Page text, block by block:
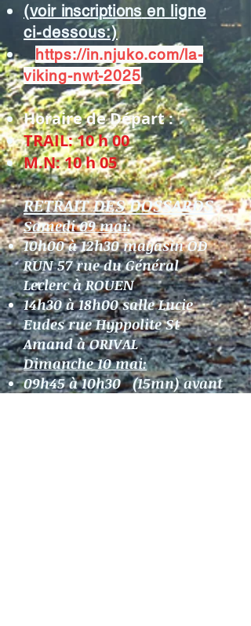
(voir inscriptions en ligne
ci-dessous:)
https://in.njuko.com/la-
viking-nwt-2025
Horaire de Départ :
TRAIL: 10 h 00
M.N: 10 h 05
RETRAIT DES DOSSARDS:
Samedi 09 mai:
10h00 à 12h30 magasin OD
RUN 57 rue du Général
Leclerc à ROUEN
14h30 à 18h00 salle Lucie
Eudes rue Hyppolite St
Amand à ORIVAL
Dimanche 10 mai:
09h45 à 10h30 (15mn) avant